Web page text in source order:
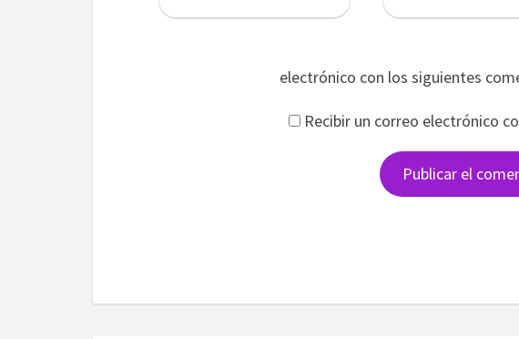
electrónico con los siguientes
Recibir un correo electrónico